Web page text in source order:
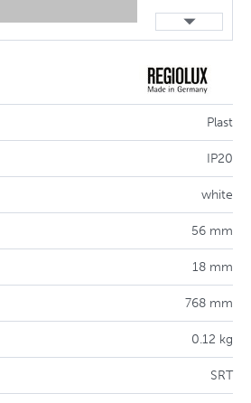
Plast
IP20
white
56 mm
18 mm
768 mm
0.12 kg
SRT